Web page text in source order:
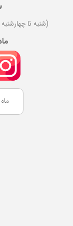
(شنبه تا چهارشنبه از ۰۹:۰۰ – ۱۷:۳۰ ، پنج شنبه‌ها از ۰۹:۰۰